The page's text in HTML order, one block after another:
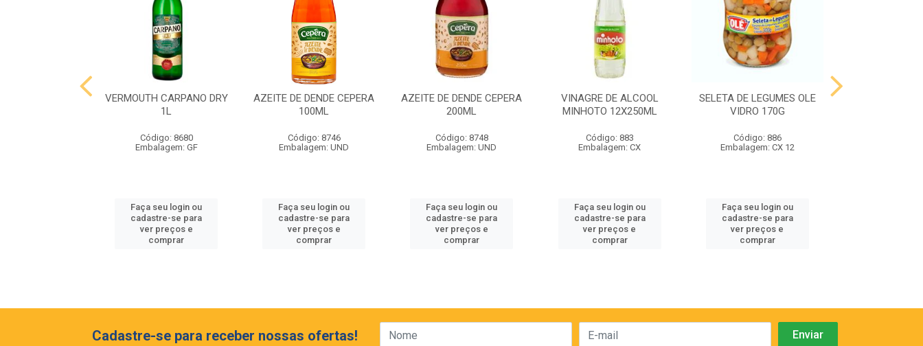
VERMOUTH CARPANO DRY
1L
Código: 8680
Embalagem: GF
Faça seu login ou
cadastre-se para
ver preços e
comprar
AZEITE DE DENDE CEPERA
100ML
Código: 8746
Embalagem: UND
Faça seu login ou
cadastre-se para
ver preços e
comprar
AZEITE DE DENDE CEPERA
200ML
Código: 8748
Embalagem: UND
Faça seu login ou
cadastre-se para
ver preços e
comprar
VINAGRE DE ALCOOL
MINHOTO 12X250ML
Código: 883
Embalagem: CX
Faça seu login ou
cadastre-se para
ver preços e
comprar
SELETA DE LEGUMES OLE
VIDRO 170G
Código: 886
Embalagem: CX 12
Faça seu login ou
cadastre-se para
ver preços e
comprar
Cadastre-se para receber nossas ofertas!